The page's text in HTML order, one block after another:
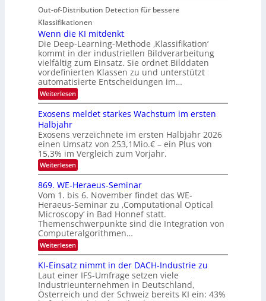
a
n
t
i
S
p
e
c
t
r
O
N
T
e
c
h
T
a
l
k
u
d
e
r
V
S
O
N
2
0
2
6
c
h
l
a
n
d
e
n
Out-of-Distribution Detection für bessere
Klassifikationen
Wenn die KI mitdenkt
Die Deep-Learning-Methode ‚Klassifikation‘
kommt in der industriellen Bildverarbeitung
vielfältig zum Einsatz. Sie ordnet Bilddaten
vordefinierten Klassen zu und unterstützt
automatisierte Entscheidungen im…
Weiterlesen:
W
n
d
i
e
K
I
m
i
t
d
e
n
k
t
Exosens meldet starkes Wachstum im ersten
Halbjahr
Exosens verzeichnete im ersten Halbjahr 2026
einen Umsatz von 253,1Mio.€ – ein Plus von
15,3% im Vergleich zum Vorjahr.
Weiterlesen:
E
x
o
s
e
n
s
m
e
l
d
e
t
s
t
a
869. WE-Heraeus-Seminar
Vom 1. bis 6. November findet das WE-
Heraeus-Seminar zu ‚Computational Optical
Microscopy‘ in Bad Honnef statt.
Themenschwerpunkte sind die Integration von
Computeralgorithmen…
Weiterlesen:
8
9
.
W
E
KI-Einsatz nimmt in der DACH-Industrie zu
Laut einer IFS-Umfrage setzen viele
Industrieunternehmen in Deutschland,
Österreich und der Schweiz bereits KI ein: 43%